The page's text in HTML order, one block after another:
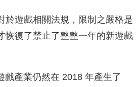
於遊戲相關法規，限制之嚴格是
恢復了禁止了整整一年的新遊戲
戲產業仍然在 2018 年產生了